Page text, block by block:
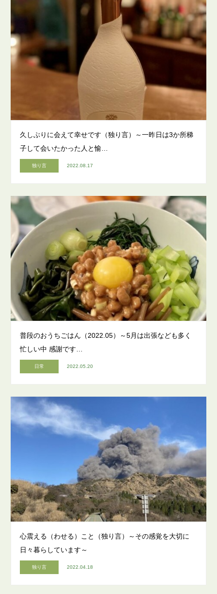
久しぶりに会えて幸せです（独り言）～一昨日は3か所梯
子して会いたかった人と愉…
独り言 2022.08.17
普段のおうちごはん（2022.05）～5月は出張なども多く
忙しい中 感謝です…
日常 2022.05.20
心震える（わせる）こと（独り言）～その感覚を大切に
日々暮らしています～
独り言 2022.04.18